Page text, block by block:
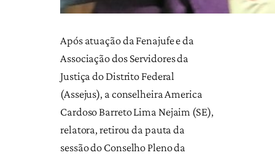
Após atuação da Fenajufe e da
Associação dos Servidores da
Justiça do Distrito Federal
(Assejus), a conselheira America
Cardoso Barreto Lima Nejaim (SE),
relatora, retirou da pauta da
sessão do Conselho Pleno da